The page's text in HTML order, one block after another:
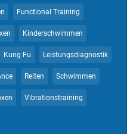
Functional Training
Kinderschwimmen
Kung Fu Leistungsdiagnostik
Reiten Schwimmen
Vibrationstraining